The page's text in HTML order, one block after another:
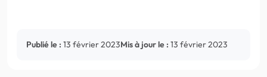
Publié le : 13 février 2023Mis à jour le : 13 février 2023